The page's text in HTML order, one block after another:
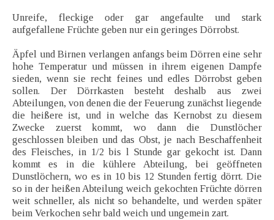
Unreife, fleckige oder gar angefaulte und stark
aufgefallene Früchte geben nur ein geringes Dörrobst.
Äpfel und Birnen verlangen anfangs beim Dörren eine sehr
hohe Temperatur und müssen in ihrem eigenen Dampfe
sieden, wenn sie recht feines und edles Dörrobst geben
sollen. Der Dörrkasten besteht deshalb aus zwei
Abteilungen, von denen die der Feuerung zunächst liegende
die heißere ist, und in welche das Kernobst zu diesem
Zwecke zuerst kommt, wo dann die Dunstlöcher
geschlossen bleiben und das Obst, je nach Beschaffenheit
des Fleisches, in 1/2 bis l Stunde gar gekocht ist. Dann
kommt es in die kühlere Abteilung, bei geöffneten
Dunstlöchern, wo es in 10 bis 12 Stunden fertig dörrt. Die
so in der heißen Abteilung weich gekochten Früchte dörren
weit schneller, als nicht so behandelte, und werden später
beim Verkochen sehr bald weich und ungemein zart.